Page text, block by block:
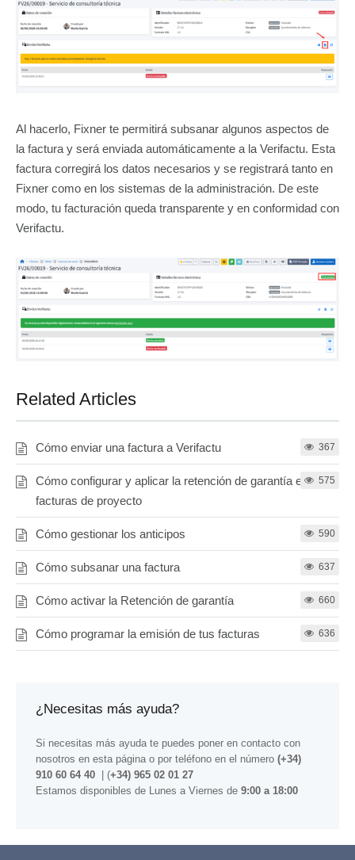
Al hacerlo, Fixner te permitirá subsanar algunos aspectos de
la factura y será enviada automáticamente a la Verifactu. Esta
factura corregirá los datos necesarios y se registrará tanto en
Fixner como en los sistemas de la administración. De este
modo, tu facturación queda transparente y en conformidad con
Verifactu.
Related Articles
Cómo enviar una factura a Verifactu 367
Cómo configurar y aplicar la retención de garantía en
facturas de proyecto
575
Cómo gestionar los anticipos 590
Cómo subsanar una factura 637
Cómo activar la Retención de garantía 660
Cómo programar la emisión de tus facturas 636
¿Necesitas más ayuda?
Si necesitas más ayuda te puedes poner en contacto con
nosotros en esta páginao por teléfono en el número (+34)
910 60 64 40
| (+34) 965 02 01 27
Estamos disponibles de Lunes a Viernes de 9:00 a 18:00